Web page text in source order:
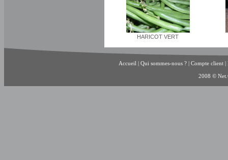
HARICOT VERT
Accueil Qui sommes-nous ?| Compte client
2008 ©